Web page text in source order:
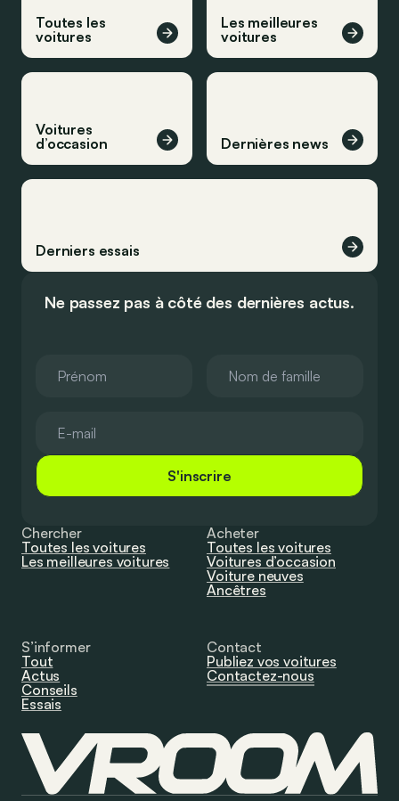
Toutes les
voitures
Les meilleures
voitures
Voitures
d’occasion
Dernières news
Derniers essais
Ne passez pas à côté des dernières actus.
S'inscrire
Chercher
Toutes les voitures
Les meilleures voitures
Acheter
Toutes les voitures
Voitures d’occasion
Voiture neuves
Ancêtres
S’informer
Tout
Actus
Conseils
Essais
Contact
Publiez vos voitures
Contactez-nous